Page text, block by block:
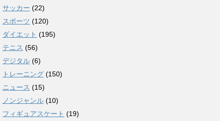
サッカー (22)
スポーツ (120)
ダイエット (195)
テニス (56)
デジタル (6)
トレーニング (150)
ニュース (15)
ノンジャンル (10)
フィギュアスケート (19)